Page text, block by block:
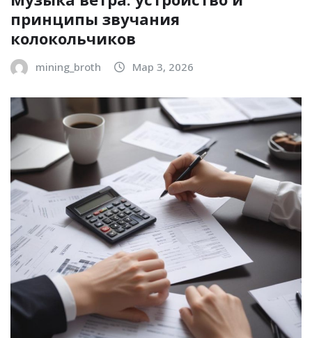
принципы звучания
колокольчиков
mining_broth Мар 3, 2026